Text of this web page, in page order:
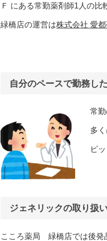
Ｆ にある常勤薬剤師1人の
緑橋店の運営は株式会社 愛
自分のペースで勤務し
常
多
ピ
ジェネリックの取り扱
こころ薬局 緑橋店では後発